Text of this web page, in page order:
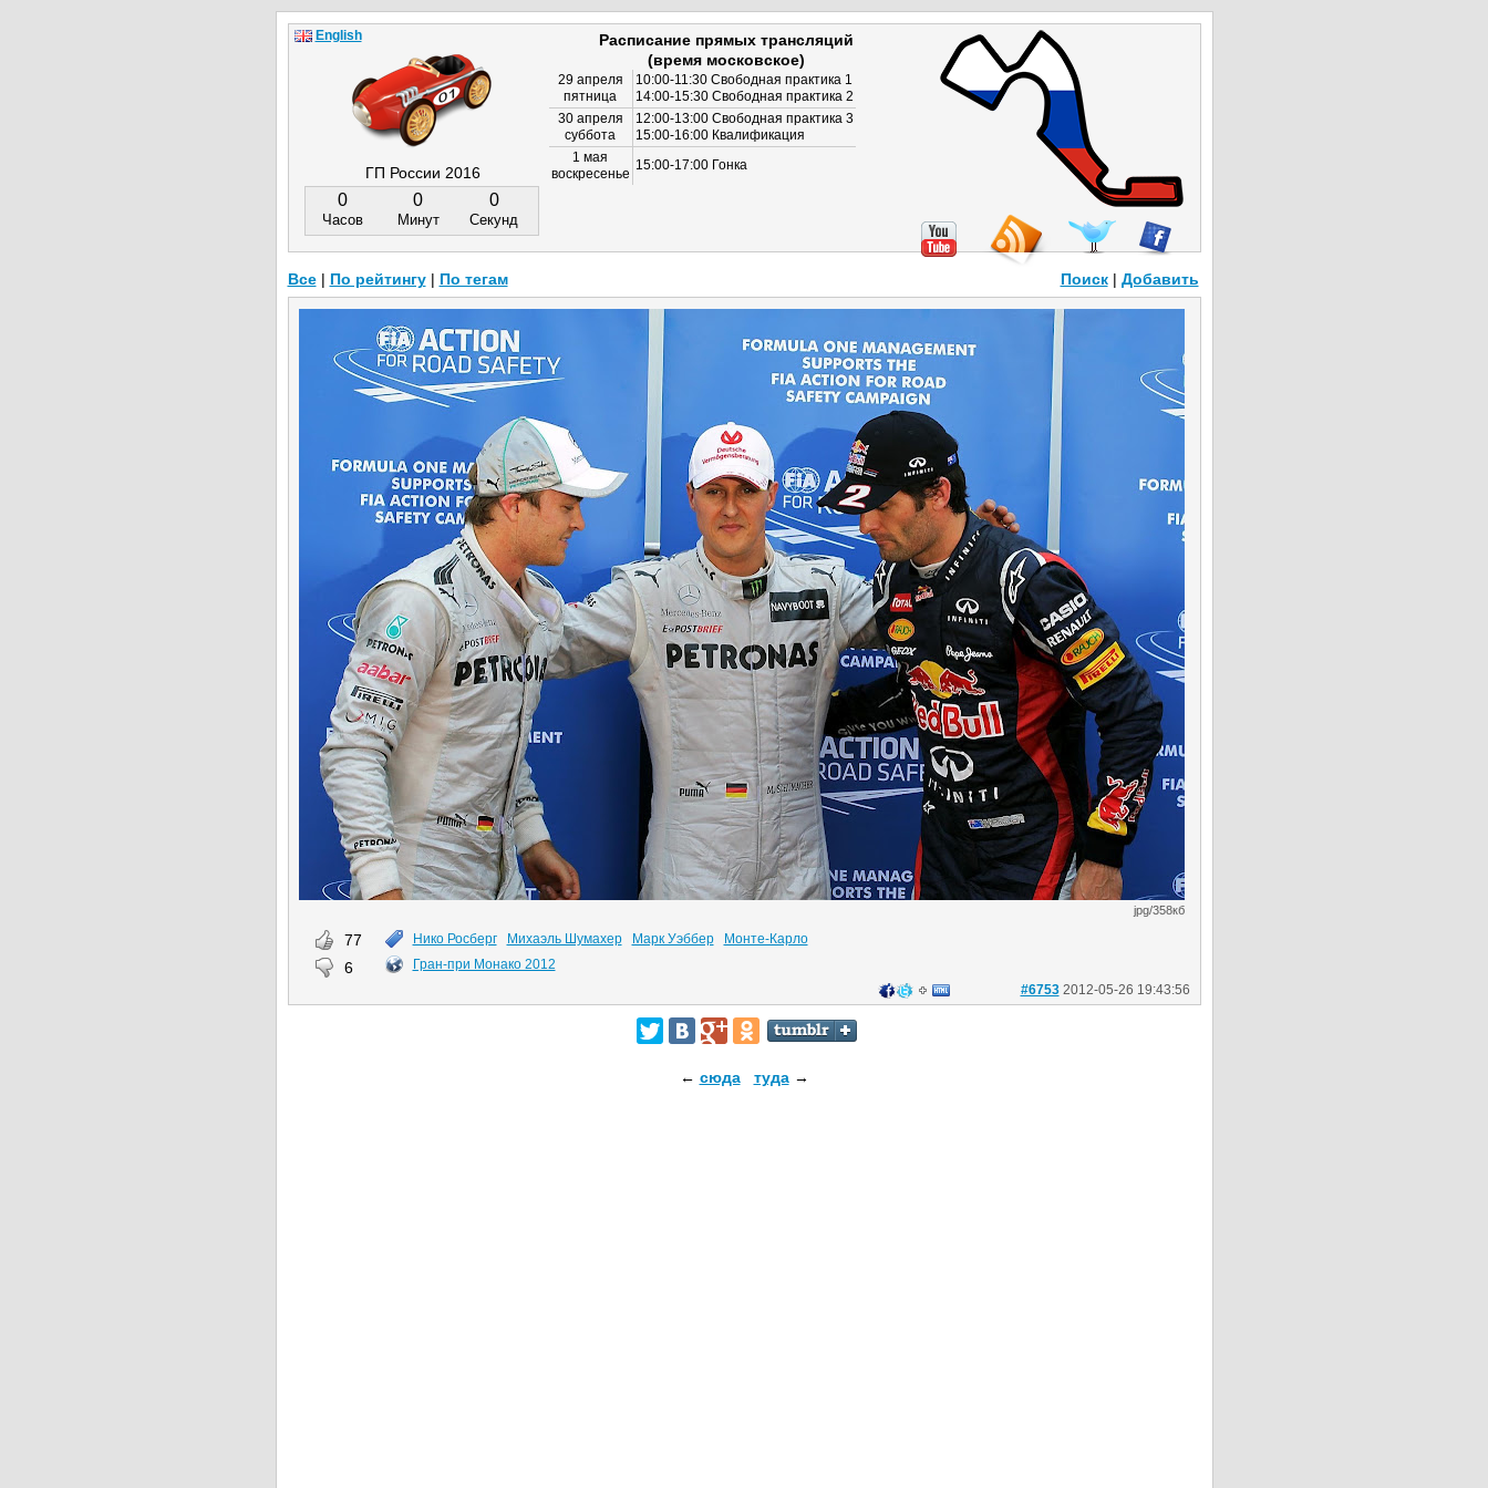
jpg/358кб
77
6
Нико Росберг Михаэль Шумахер Марк Уэббер
Монте-Карло
Гран-при Монако 2012
#6753 2012-05-26 19:43:56
← сюда туда→
ГП России 2016
0
Часов
0
Минут
0
Секунд
Расписание прямых трансляций
(время московское)
29 апреля
пятница
10:00-11:30 Свободная практика 1
14:00-15:30 Свободная практика 2
30 апреля
суббота
12:00-13:00 Свободная практика 3
15:00-16:00 Квалификация
1 мая
воскресенье
15:00-17:00 Гонка
English
Все| По рейтингу| По тегам Добавить
Поиск|